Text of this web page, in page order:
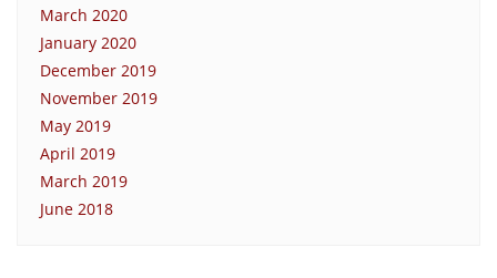
March 2020
January 2020
December 2019
November 2019
May 2019
April 2019
March 2019
June 2018